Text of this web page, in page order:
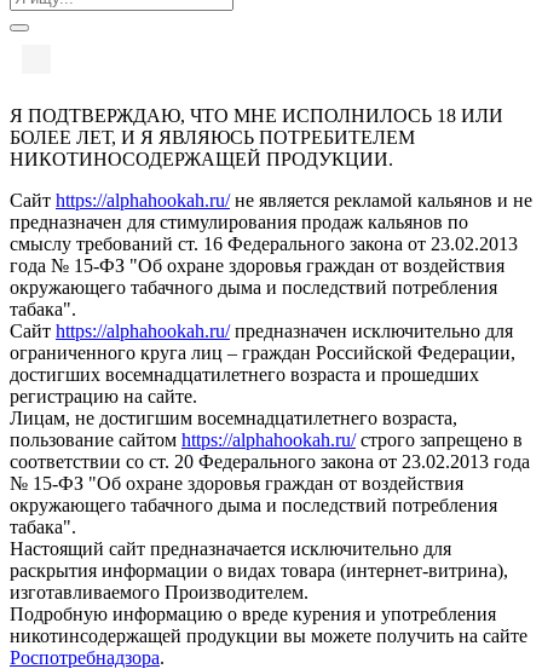
Я ПОДТВЕРЖДАЮ, ЧТО МНЕ ИСПОЛНИЛОСЬ 18 ИЛИ
БОЛЕЕ ЛЕТ, И Я ЯВЛЯЮСЬ ПОТРЕБИТЕЛЕМ
НИКОТИНОСОДЕРЖАЩЕЙ ПРОДУКЦИИ.
Сайт https://alphahookah.ru/не является рекламой кальянов и не
предназначен для стимулирования продаж кальянов по
смыслу требований ст. 16 Федерального закона от 23.02.2013
года № 15-ФЗ "Об охране здоровья граждан от воздействия
окружающего табачного дыма и последствий потребления
табака".
Сайт https://alphahookah.ru/предназначен исключительно для
ограниченного круга лиц – граждан Российской Федерации,
достигших восемнадцатилетнего возраста и прошедших
регистрацию на сайте.
Лицам, не достигшим восемнадцатилетнего возраста,
пользование сайтом https://alphahookah.ru/строго запрещено в
соответствии со ст. 20 Федерального закона от 23.02.2013 года
№ 15-ФЗ "Об охране здоровья граждан от воздействия
окружающего табачного дыма и последствий потребления
табака".
Настоящий сайт предназначается исключительно для
раскрытия информации о видах товара (интернет-витрина),
изготавливаемого Производителем.
Подробную информацию о вреде курения и употребления
никотинсодержащей продукции вы можете получить на сайте
Роспотребнадзора.